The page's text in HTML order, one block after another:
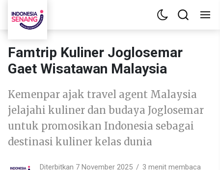
Famtrip Kuliner Joglosemar
Gaet Wisatawan Malaysia
Kemenpar ajak travel agent Malaysia
jelajahi kuliner dan budaya Joglosemar
untuk promosikan Indonesia sebagai
destinasi kuliner kelas dunia
Diterbitkan 7 November 2025
3 menit membaca